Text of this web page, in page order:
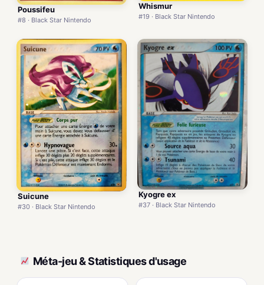
Poussifeu
#8 · Black Star Nintendo
Whismur
#19 · Black Star Nintendo
Suicune
#30 · Black Star Nintendo
Kyogre ex
#37 · Black Star Nintendo
Méta-jeu & Statistiques d'usage